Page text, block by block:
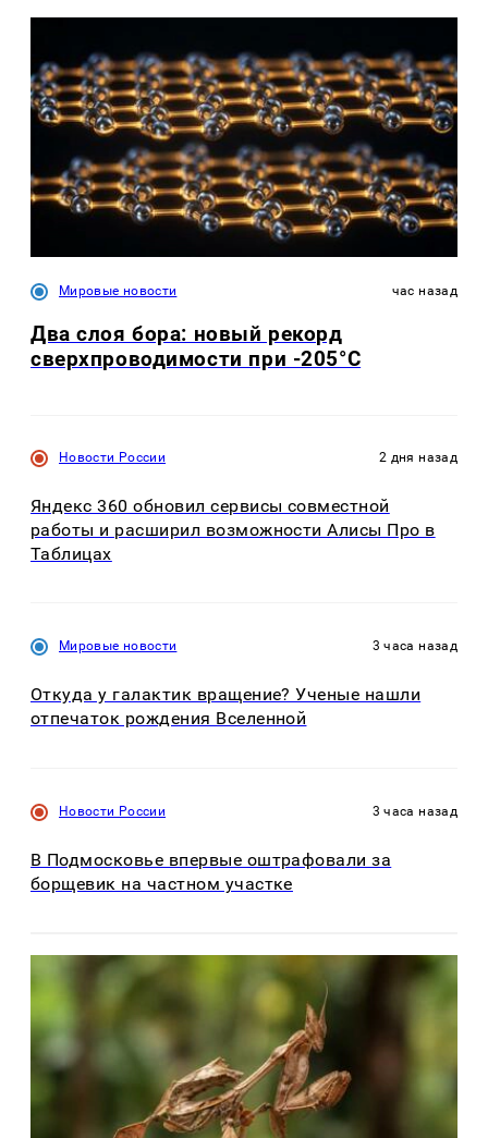
Мировые новости час назад
Два слоя бора: новый рекорд
сверхпроводимости при -205°C
Новости России 2 дня назад
Яндекс 360 обновил сервисы совместной
работы и расширил возможности Алисы Про в
Таблицах
Мировые новости 3 часа назад
Откуда у галактик вращение? Ученые нашли
отпечаток рождения Вселенной
Новости России 3 часа назад
В Подмосковье впервые оштрафовали за
борщевик на частном участке